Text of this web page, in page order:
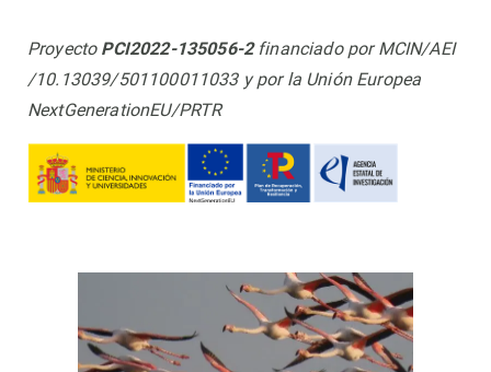
ProyectoPCI2022-135056-2financiado por MCIN/AEI
/10.13039/501100011033 y por la Unión Europea
NextGenerationEU/PRTR